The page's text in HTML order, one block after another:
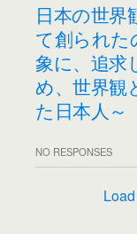
日本の世界
て創られ
象に、追求
め、世界観
た日本人～
NO RESPONSES